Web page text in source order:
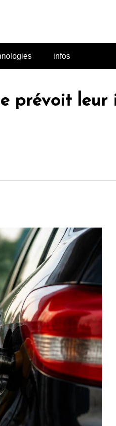
infos
prévoit
: les
à
sur l’île